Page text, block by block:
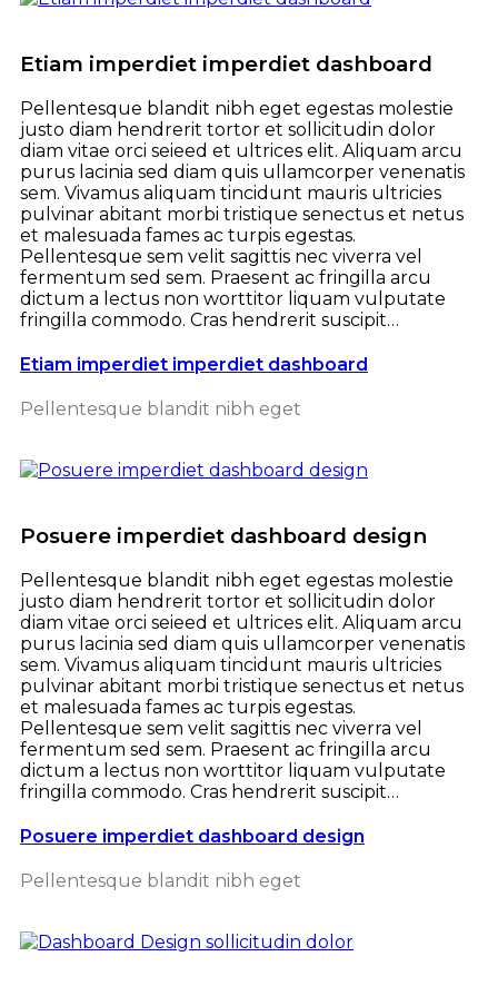
Etiam imperdiet imperdiet dashboard
Pellentesque blandit nibh eget egestas molestie
justo diam hendrerit tortor et sollicitudin dolor
diam vitae orci seieed et ultrices elit. Aliquam arcu
purus lacinia sed diam quis ullamcorper venenatis
sem. Vivamus aliquam tincidunt mauris ultricies
pulvinar abitant morbi tristique senectus et netus
et malesuada fames ac turpis egestas.
Pellentesque sem velit sagittis nec viverra vel
fermentum sed sem. Praesent ac fringilla arcu
dictum a lectus non worttitor liquam vulputate
fringilla commodo. Cras hendrerit suscipit…
Etiam imperdiet imperdiet dashboard
Pellentesque blandit nibh eget
Posuere imperdiet dashboard design
Pellentesque blandit nibh eget egestas molestie
justo diam hendrerit tortor et sollicitudin dolor
diam vitae orci seieed et ultrices elit. Aliquam arcu
purus lacinia sed diam quis ullamcorper venenatis
sem. Vivamus aliquam tincidunt mauris ultricies
pulvinar abitant morbi tristique senectus et netus
et malesuada fames ac turpis egestas.
Pellentesque sem velit sagittis nec viverra vel
fermentum sed sem. Praesent ac fringilla arcu
dictum a lectus non worttitor liquam vulputate
fringilla commodo. Cras hendrerit suscipit…
Posuere imperdiet dashboard design
Pellentesque blandit nibh eget